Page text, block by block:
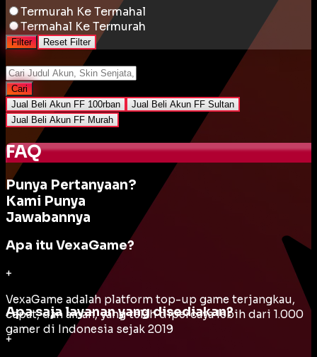
Termurah Ke Termahal
Termahal Ke Termurah
Filter Reset Filter
Cari
Jual Beli Akun FF 100rban
Jual Beli Akun FF Sultan
Jual Beli Akun FF Murah
FAQ
Punya Pertanyaan?
Kami Punya
Jawabannya
Apa itu VexaGame?
+
VexaGame adalah platform top-up game terjangkau,
cepat, dan aman, yang telah dipercaya lebih dari 1.000
gamer di Indonesia sejak 2019
Apa saja layanan yang disediakan?
+